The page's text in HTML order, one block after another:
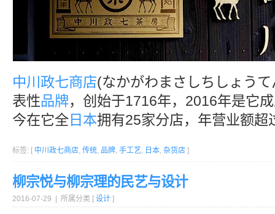
中川政七商店(なかがわまさしちしょうて
表性品牌，创始于1716年，2016年是它
今在它全日本拥有25家分店，年营业额超
标签: [ 中川政七商店, 传统, 品牌, 手工艺, 日本, 杂货店 ]
柳宗悦与柳宗理的民艺与设计
2016-07-29 | 所属分类 [ 设计 ]